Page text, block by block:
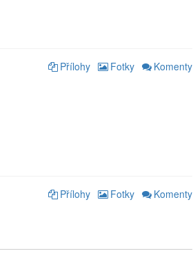
Přílohy Fotky Komenty
Přílohy Fotky Komenty